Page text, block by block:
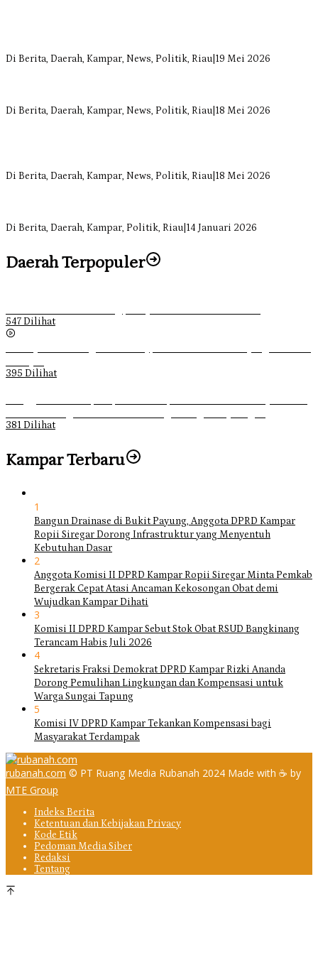
Di Berita, Daerah, Kampar, News, Politik, Riau 19 Mei 2026
Di Berita, Daerah, Kampar, News, Politik, Riau 18 Mei 2026
Di Berita, Daerah, Kampar, News, Politik, Riau 18 Mei 2026
Di Berita, Daerah, Kampar, Politik, Riau 14 Januari 2026
Daerah Terpopuler
547 Dilihat
395 Dilihat
381 Dilihat
Kampar Terbaru
1
Bangun Drainase di Bukit Payung, Anggota DPRD Kampar
Ropii Siregar Dorong Infrastruktur yang Menyentuh
Kebutuhan Dasar
2
Anggota Komisi II DPRD Kampar Ropii Siregar Minta Pemkab
Bergerak Cepat Atasi Ancaman Kekosongan Obat demi
Wujudkan Kampar Dihati
3
Komisi II DPRD Kampar Sebut Stok Obat RSUD Bangkinang
Terancam Habis Juli 2026
4
Sekretaris Fraksi Demokrat DPRD Kampar Rizki Ananda
Dorong Pemulihan Lingkungan dan Kompensasi untuk
Warga Sungai Tapung
5
Komisi IV DPRD Kampar Tekankan Kompensasi bagi
Masyarakat Terdampak
rubanah.com © PT Ruang Media Rubanah 2024 Made with ☕ by
MTE Group
Indeks Berita
Ketentuan dan Kebijakan Privacy
Kode Etik
Pedoman Media Siber
Redaksi
Tentang